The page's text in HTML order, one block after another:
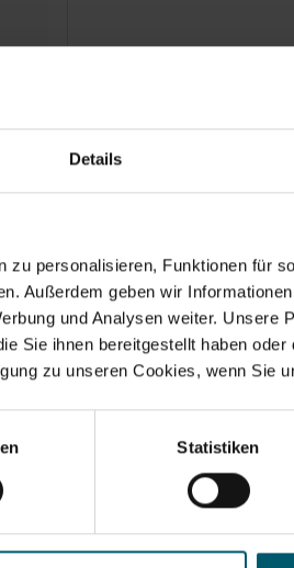
Details
zu personalisieren, Funktionen für
Außerdem geben wir
und Analysen weiter. Unsere
Sie ihnen bereitgestellt haben
zu unseren Cookies, wenn Sie
Statistiken